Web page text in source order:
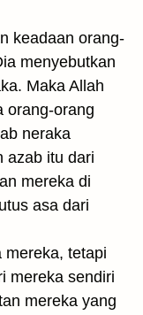
keadaan orang-
menyebutkan
Maka Allah
orang-orang
neraka
azab itu dari
mereka di
asa dari
mereka, tetapi
mereka sendiri
mereka yang